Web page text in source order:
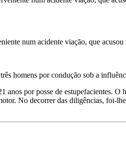
num acidente viação, que
homens por condução sob a
anos por posse de estupefacientes.
No decorrer das diligências, foi-